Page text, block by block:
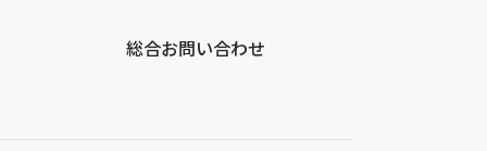
総合お問い合わせ